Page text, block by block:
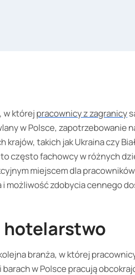
w której pracownicy z zagranicy
w Polsce, zapotrzebowanie
krajów, takich jak Ukraina czy
często fachowcy w różnych
miejscem dla
możliwość zdobycia cennego
hotelarstwo
branża, w której
w Polsce pracują